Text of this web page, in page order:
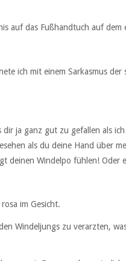
auf das Fußhandtuch auf dem
ich mit einem Sarkasmus
dir ja ganz gut zu gefallen als
als du deine Hand über
deinen Windelpo fühlen! Oder
im Gesicht.
Windeljungs zu verarzten,